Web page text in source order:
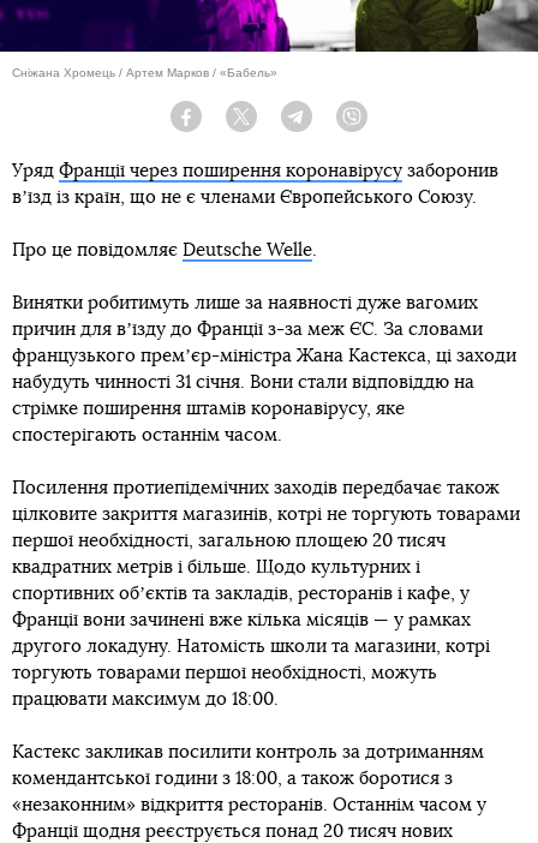
Сніжана Хромець / Артем Марков / «Бабель»
Facebook Twitter Telegram
Уряд Франції через поширення коронавірусу заборонив
вʼїзд із країн, що не є членами Європейського Союзу.
Про це повідомляє Deutsche Welle.
Винятки робитимуть лише за наявності дуже вагомих
причин для вʼїзду до Франції з-за меж ЄС. За словами
французького премʼєр-міністра Жана Кастекса, ці заходи
набудуть чинності 31 січня. Вони стали відповіддю на
стрімке поширення штамів коронавірусу, яке
спостерігають останнім часом.
Посилення протиепідемічних заходів передбачає також
цілковите закриття магазинів, котрі не торгують товарами
першої необхідності, загальною площею 20 тисяч
квадратних метрів і більше. Щодо культурних і
спортивних обʼєктів та закладів, ресторанів і кафе, у
Франції вони зачинені вже кілька місяців — у рамках
другого локадуну. Натомість школи та магазини, котрі
торгують товарами першої необхідності, можуть
працювати максимум до 18:00.
Кастекс закликав посилити контроль за дотриманням
комендантської години з 18:00, а також боротися з
«незаконним» відкриття ресторанів. Останнім часом у
Франції щодня реєструється понад 20 тисяч нових